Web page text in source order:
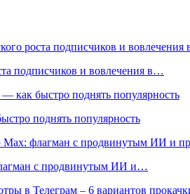
подписчиков и вовлечения в…
поднять популярность
с продвинутым ИИ и…